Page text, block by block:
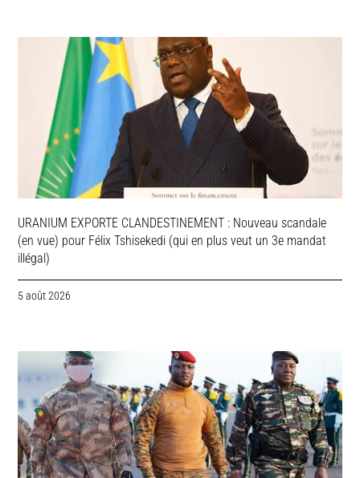
URANIUM EXPORTE CLANDESTINEMENT : Nouveau scandale
(en vue) pour Félix Tshisekedi (qui en plus veut un 3e mandat
illégal)
5 août 2026